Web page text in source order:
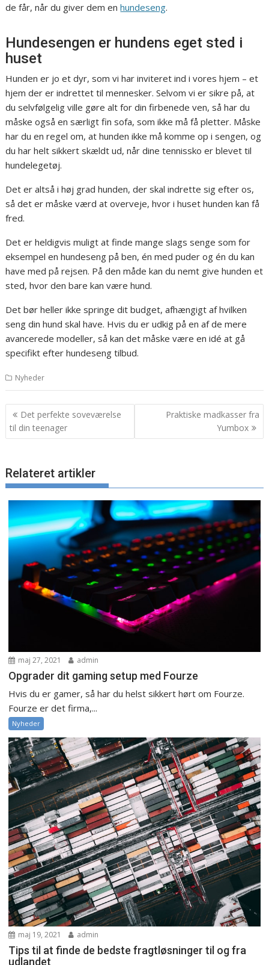
de får, når du giver dem enhundeseng.
Hundesengen er hundens eget sted i
huset
Hunden er jo et dyr, som vi har inviteret ind i vores hjem – et
hjem der er indrettet til mennesker. Selvom vi er sikre på, at
du selvfølgelig ville gøre alt for din firbenede ven, så har du
måske også en særligt fin sofa, som ikke må få pletter. Måske
har du en regel om, at hunden ikke må komme op i sengen, og
du har helt sikkert skældt ud, når dine tennissko er blevet til
hundelegetøj.
Det er altså i høj grad hunden, der skal indrette sig efter os,
så det er måske værd at overveje, hvor i huset hunden kan få
fred.
Det er heldigvis muligt at finde mange slags senge som for
eksempel en hundeseng på ben, én med puder og én du kan
have med på rejsen. På den måde kan du nemt give hunden et
sted, hvor den bare kan være hund.
Det bør heller ikke springe dit budget, afhængigt af hvilken
seng din hund skal have. Hvis du er udkig på en af de mere
avancerede modeller, så kan det måske være en idé at gå
specifikt efter hundeseng tilbud.
Nyheder
Indlægsnavigation
Det perfekte soveværelse
til din teenager
Praktiske madkasser fra
Yumbox
Relateret artikler
maj 27, 2021 admin
Opgrader dit gaming setup med Fourze
Hvis du er gamer, så har du helst sikkert hørt om Fourze.
Fourze er det firma,...
Nyheder
maj 19, 2021 admin
Tips til at finde de bedste fragtløsninger til og fra
udlandet